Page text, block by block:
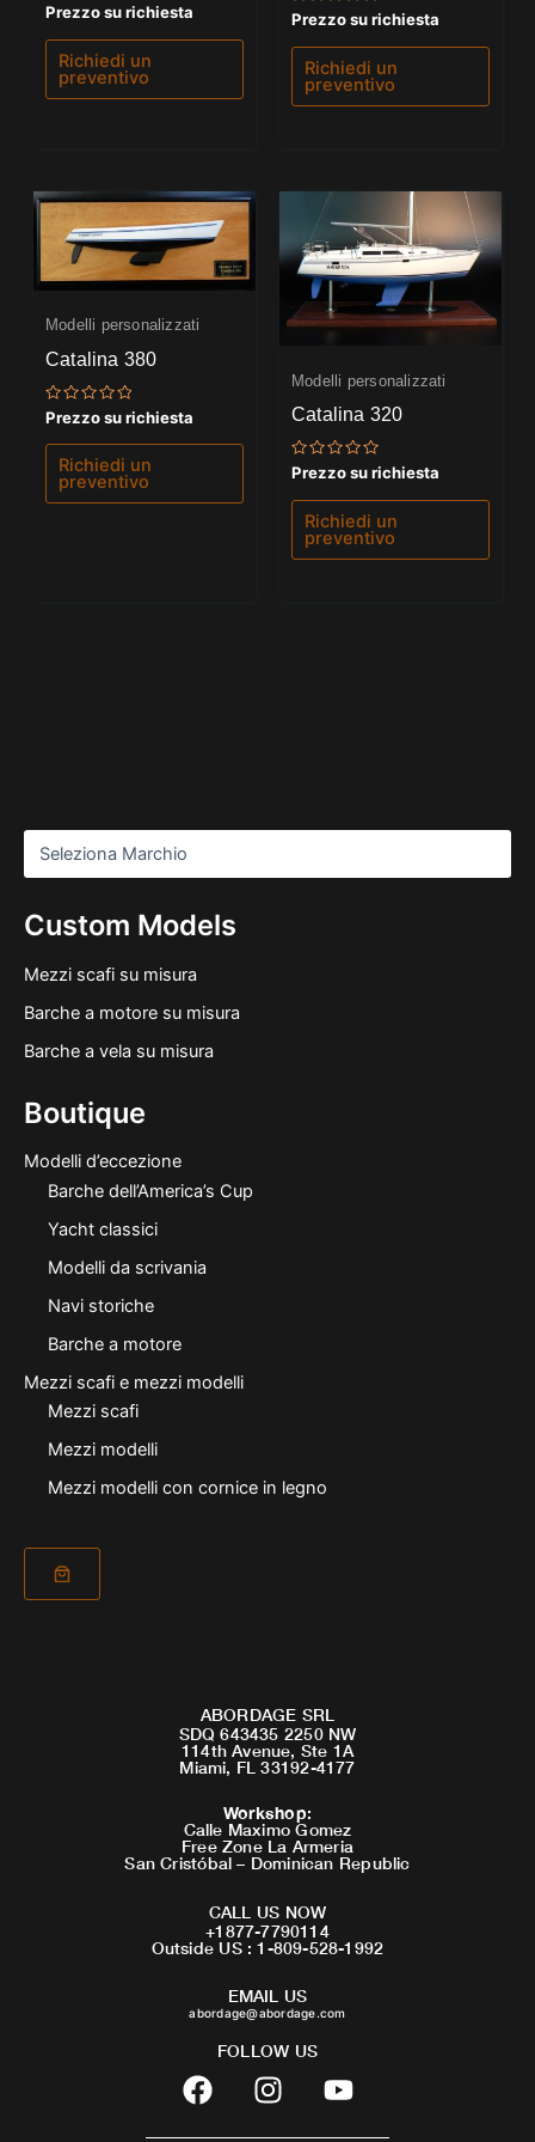
Custom Models
Mezzi scafi su misura
Barche a motore su misura
Barche a vela su misura
Boutique
Modelli d’eccezione
Barche dell’America’s Cup
Yacht classici
Modelli da scrivania
Navi storiche
Barche a motore
Mezzi scafi e mezzi modelli
Mezzi scafi
Mezzi modelli
Mezzi modelli con cornice in legno
Valutato
su
Prezzo su richiesta
Richiedi un
preventivo
Valutato
0
su
Prezzo su richiesta
Richiedi un
preventivo
Modelli personalizzati
Catalina 380
Valutato
0
su
Prezzo su richiesta
Richiedi un
preventivo
Modelli personalizzati
Catalina 320
Valutato
su
Prezzo su richiesta
Richiedi un
preventivo
ABORDAGE SRL
SDQ 643435 2250 NW
114th Avenue, Ste 1A
Miami, FL 33192-4177
Workshop:
Calle Maximo Gomez
Free Zone La Armeria
San Cristóbal – Dominican Republic
CALL US NOW
+1877-7790114
Outside US : 1-809-528-1992
EMAIL US
abordage@abordage.com
FOLLOW US
F
a
c
I
n
s
Y
o
u